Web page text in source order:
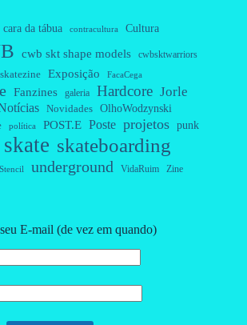
cara da tábua contracultura Cultura
cwb skt shape models cwbsktwarriors
Exposição FacaCega
Fanzines galeria Hardcore Jorle
Novidades OlhoWodzynski
política POST.E Poste projetos punk
skate skateboarding
Stencil underground VidaRuim Zine
E-mail (de vez em quando)